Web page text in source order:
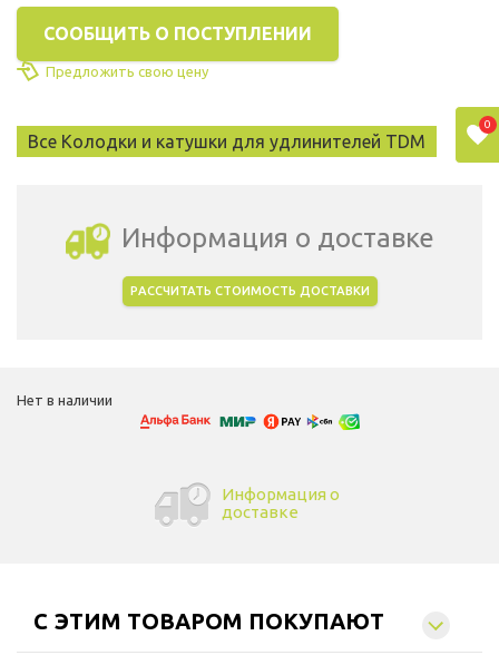
СООБЩИТЬ О ПОСТУПЛЕНИИ
Предложить свою цену
Все Колодки и катушки для удлинителей TDM
Информация о доставке
РАССЧИТАТЬ СТОИМОСТЬ ДОСТАВКИ
Нет в наличии
Информация о
доставке
C ЭТИМ ТОВАРОМ ПОКУПАЮТ
0